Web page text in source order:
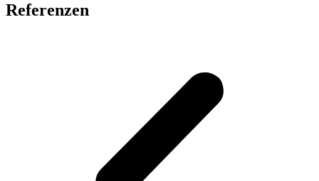
Referenzen